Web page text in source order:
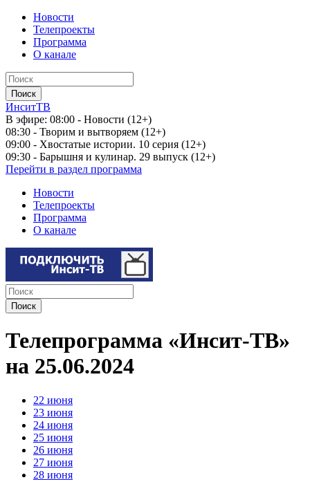
Новости
Телепроекты
Программа
О канале
ИнситТВ
В эфире: 08:00 - Новости (12+)
08:30 - Творим и вытворяем (12+)
09:00 - Хвостатые истории. 10 серия (12+)
09:30 - Барышня и кулинар. 29 выпуск (12+)
Перейти в раздел программа
Новости
Телепроекты
Программа
О канале
Телепрограмма «Инсит-ТВ»
на 25.06.2024
22 июня
23 июня
24 июня
25 июня
26 июня
27 июня
28 июня